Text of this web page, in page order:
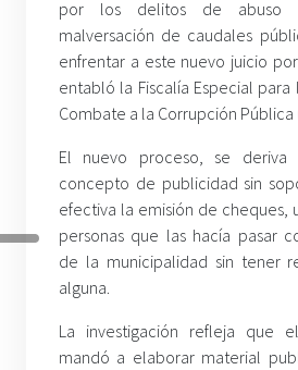
por los delitos de abuso
malversación de caudales
enfrentar a este nuevo juicio
entabló la Fiscalía Especial para
Combate a la Corrupción Pública
El nuevo proceso, se
concepto de publicidad sin
efectiva la emisión de cheques,
personas que las hacía pasar
de la municipalidad sin tener
alguna.
La investigación refleja que
mandó a elaborar material